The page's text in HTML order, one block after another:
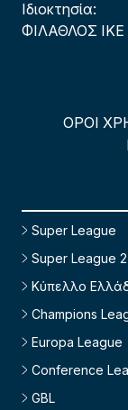
Ιδιοκτησία:
ΦΙΛΑΘΛΟΣ ΙΚΕ
ΟΡΟΙ
Super League
Super League 2
Κύπελλο
Champions
Europa League
Conference
GBL